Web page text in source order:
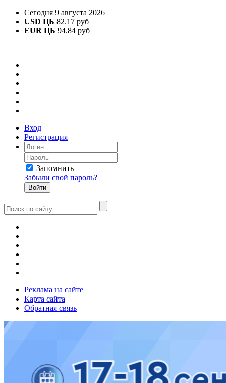
Сегодня 9 августа 2026
USD ЦБ 82.17 руб
EUR ЦБ 94.84 руб
Вход
Регистрация
Запомнить
Забыли свой пароль?
Реклама на сайте
Карта сайта
Обратная связь